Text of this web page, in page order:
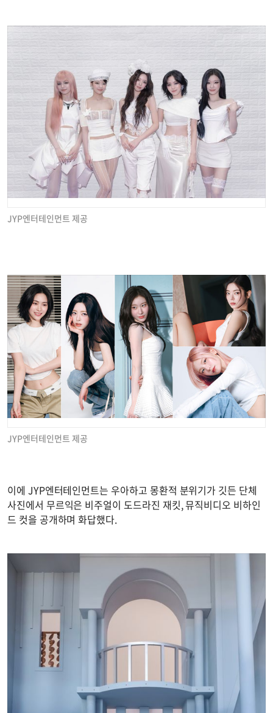
JYP엔터테인먼트 제공
JYP엔터테인먼트 제공
이에 JYP엔터테인먼트는 우아하고 몽환적 분위기가 깃든 단체
사진에서 무르익은 비주얼이 도드라진 재킷, 뮤직비디오 비하인
드 컷을 공개하며 화답했다.